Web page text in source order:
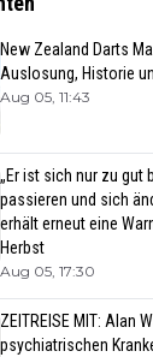
New Zealand Darts
Auslosung, Historie
Aug 05, 11:43
„Er ist sich nur zu gut
passieren und sich
erhält erneut eine
Herbst
Aug 05, 17:30
ZEITREISE MIT: Alan
psychiatrischen